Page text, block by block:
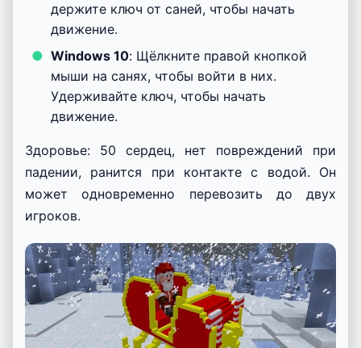
Сани санты
Снежный голем заменяется санями Санты. Это
транспортное средство, которое игроки могут
использовать для передвижения. Это
Вам понадобится ключ от саней, чтобы поехать
на них, и он падает только с белых медведей.
iOS / Android
держите ключ от саней, чтобы начать
движение.
Windows 10 : Щёлкните правой кнопкой
мыши на санях, чтобы войти в них.
Удерживайте ключ, чтобы начать